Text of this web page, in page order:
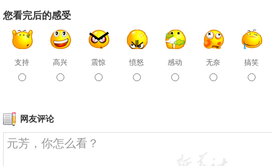
您看完后的感受
支持 高兴 震惊 愤怒 感动 无奈 搞笑
网友评论